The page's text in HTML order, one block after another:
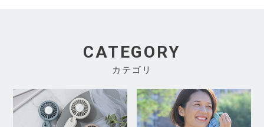
CATEGORY
カテゴリ